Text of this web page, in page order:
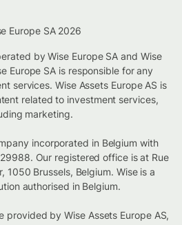
Europe SA 2026
by Wise Europe SA and Wise
Europe SA is responsible for any
services. Wise Assets Europe AS is
related to investment services,
marketing.
incorporated in Belgium with
Our registered office is at Rue
1050 Brussels, Belgium. Wise is a
authorised in Belgium.
provided by Wise Assets Europe AS,